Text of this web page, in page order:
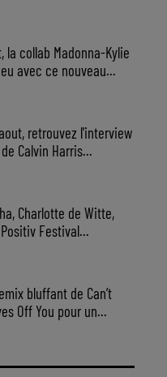
la collab Madonna-Kylie
avec ce nouveau...
retrouvez l'interview
Calvin Harris...
Charlotte de Witte,
Festival...
bluffant de Can’t
Off You pour un...